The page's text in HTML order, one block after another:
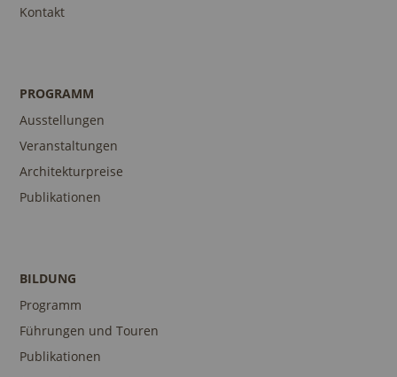
Kontakt
PROGRAMM
Ausstellungen
Veranstaltungen
Architekturpreise
Publikationen
BILDUNG
Programm
Führungen und Touren
Publikationen